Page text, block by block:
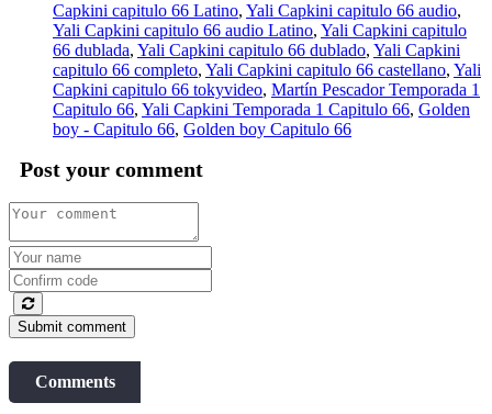
Capkini capitulo 66 Latino, Yali Capkini capitulo 66 audio,
Yali Capkini capitulo 66 audio Latino, Yali Capkini capitulo
66 dublada, Yali Capkini capitulo 66 dublado, Yali Capkini
capitulo 66 completo, Yali Capkini capitulo 66 castellano, Yali
Capkini capitulo 66 tokyvideo, Martín Pescador Temporada 1
Capitulo 66, Yali Capkini Temporada 1 Capitulo 66, Golden
boy - Capitulo 66, Golden boy Capitulo 66
Post your comment
Submit comment
Comments